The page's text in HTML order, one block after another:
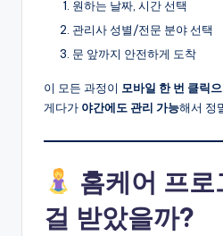
원하는 날짜, 시간 선택
관리사 성별/전문 분야 선택
문 앞까지 안전하게 도착
이 모든 과정이 모바일 한 번 클릭
게다가 야간에도 관리 가능해서 정
홈케어 프
걸 받았을까?